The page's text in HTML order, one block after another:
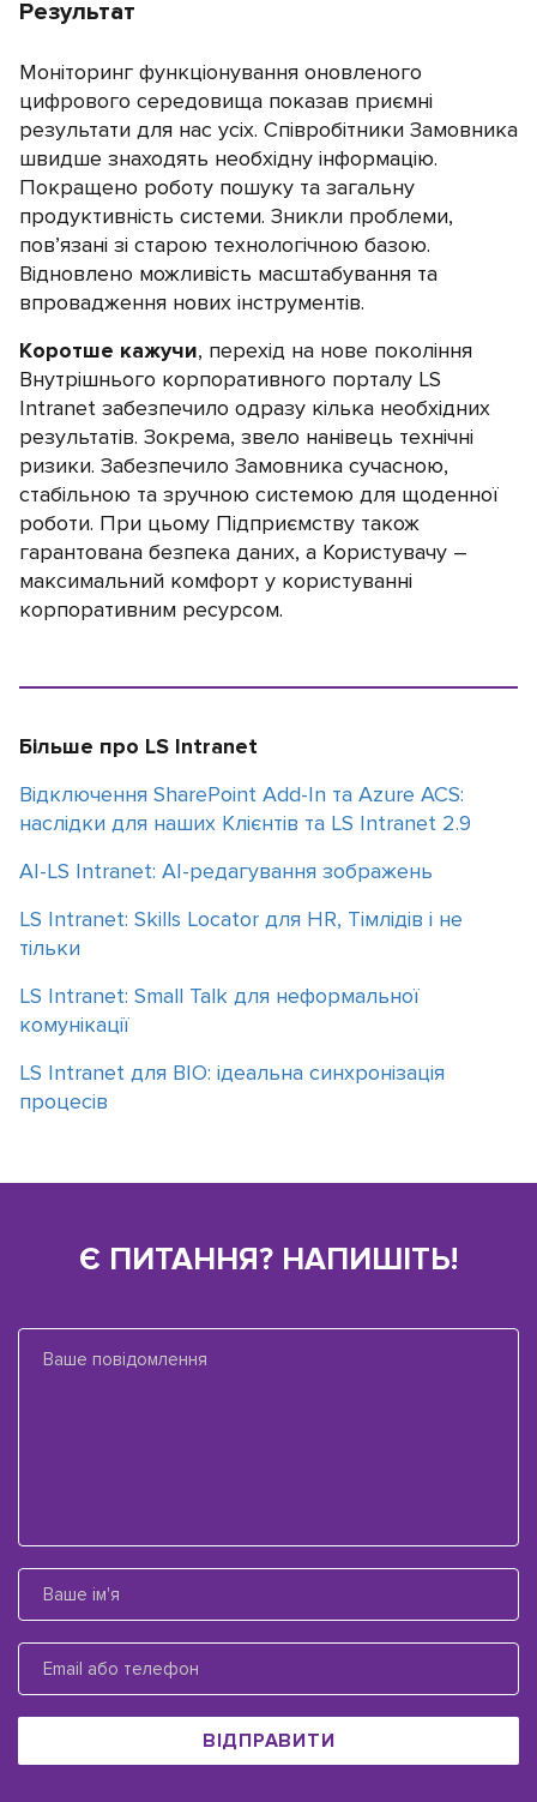
Результат
Моніторинг функціонування оновленого
цифрового середовища показав приємні
результати для нас усіх. Співробітники Замовника
швидше знаходять необхідну інформацію.
Покращено роботу пошуку та загальну
продуктивність системи. Зникли проблеми,
пов’язані зі старою технологічною базою.
Відновлено можливість масштабування та
впровадження нових інструментів.
Коротше кажучи, перехід на нове покоління
Внутрішнього корпоративного порталу LS
Intranet забезпечило одразу кілька необхідних
результатів. Зокрема, звело нанівець технічні
ризики. Забезпечило Замовника сучасною,
стабільною та зручною системою для щоденної
роботи. При цьому Підприємству також
гарантована безпека даних, а Користувачу –
максимальний комфорт у користуванні
корпоративним ресурсом.
Більше про LS Intranet
Відключення SharePoint Add-In та Azure ACS:
наслідки для наших Клієнтів та LS Intranet 2.9
AI-LS Intranet: AI-редагування зображень
LS Intranet: Skills Locator для HR, Тімлідів і не
тільки
LS Intranet: Small Talk для неформальної
комунікації
LS Intranet для BIO: ідеальна синхронізація
процесів
Є ПИТАННЯ? НАПИШІТЬ!
ВІДПРАВИТИ